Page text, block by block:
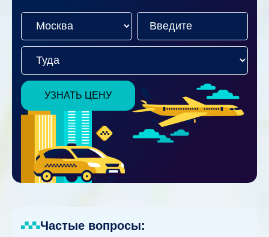
УЗНАТЬ ЦЕНУ
Частые вопросы: